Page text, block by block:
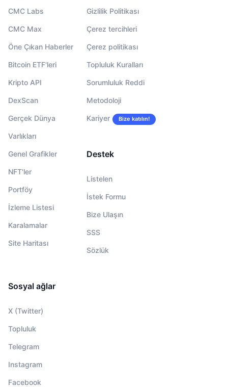
CMC Labs
CMC Max
Öne Çıkan Haberler
Bitcoin ETF'leri
Kripto API
DexScan
Gerçek Dünya
Varlıkları
Genel Grafikler
NFT'ler
Portföy
İzleme Listesi
Karalamalar
Site Haritası
Gizlilik Politikası
Çerez tercihleri
Çerez politikası
Topluluk Kuralları
Sorumluluk Reddi
Metodoloji
Kariyer Bize katılın!
Destek
Listelen
İstek Formu
Bize Ulaşın
SSS
Sözlük
Sosyal ağlar
X (Twitter)
Topluluk
Telegram
Instagram
Facebook